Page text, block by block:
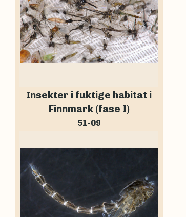
Insekter i fuktige habitat i
Finnmark (fase I)
51-09